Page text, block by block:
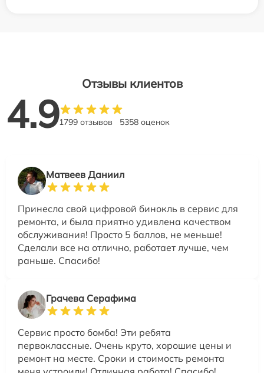
Отзывы клиентов
4.91799 отзывов 5358 оценок
Матвеев Даниил
Принесла свой цифровой бинокль в сервис для
ремонта, и была приятно удивлена качеством
обслуживания! Просто 5 баллов, не меньше!
Сделали все на отлично, работает лучше, чем
раньше. Спасибо!
Грачева Серафима
Сервис просто бомба! Эти ребята
первоклассные. Очень круто, хорошие цены и
ремонт на месте. Сроки и стоимость ремонта